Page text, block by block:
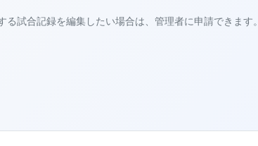
試合記録を編集したい場合は、管理者に申請できます。